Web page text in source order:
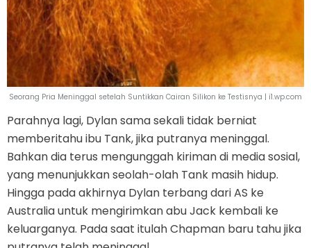
Seorang Pria Meninggal setelah Suntikkan Cairan Silikon ke Testisnya | i1.wp.com
Parahnya lagi, Dylan sama sekali tidak berniat
memberitahu ibu Tank, jika putranya meninggal.
Bahkan dia terus mengunggah kiriman di media sosial,
yang menunjukkan seolah-olah Tank masih hidup.
Hingga pada akhirnya Dylan terbang dari AS ke
Australia untuk mengirimkan abu Jack kembali ke
keluarganya. Pada saat itulah Chapman baru tahu jika